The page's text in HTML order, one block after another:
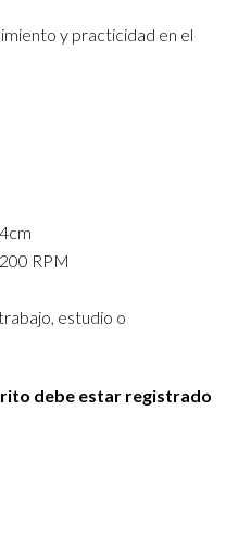
y practicidad en el
RPM
estudio o
debe estar registrado